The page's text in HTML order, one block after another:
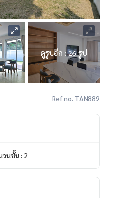
ดูรูปอีก : 26 รูป
Ref no. TAN889
วนชั้น : 2